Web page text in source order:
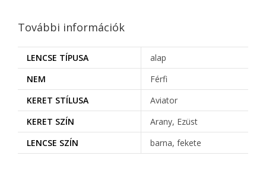
További információk
LENCSE TÍPUSA
alap
NEM
Férfi
KERET STÍLUSA
Aviator
KERET SZÍN
Arany, Ezüst
LENCSE SZÍN
barna, fekete